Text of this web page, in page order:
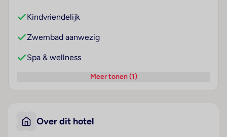
Kindvriendelijk
Zwembad aanwezig
Spa & wellness
Meer tonen (1)
Over dit hotel